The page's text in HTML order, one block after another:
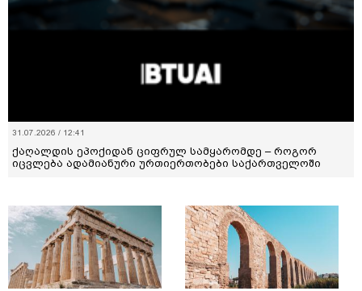
31.07.2026 / 12:41
ქაღალდის ეპოქიდან ციფრულ სამყარომდე – როგორ
იცვლება ადამიანური ურთიერთობები საქართველოში